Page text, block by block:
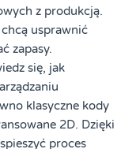
z produkcją.
usprawnić
zapasy.
się, jak
klasyczne kody
2D. Dzięki
proces